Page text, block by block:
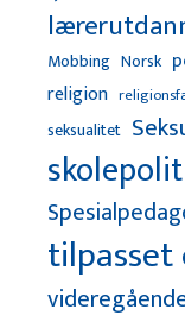
Mobbing Norsk
religion
seksualitet